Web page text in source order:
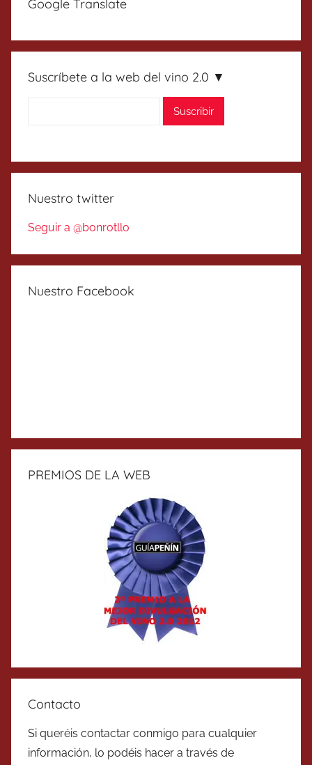
Google Translate
Suscríbete a la web del vino 2.0 ▼
Nuestro twitter
Seguir a @bonrotllo
Nuestro Facebook
PREMIOS DE LA WEB
Contacto
Si queréis contactar conmigo para cualquier
información, lo podéis hacer a través de